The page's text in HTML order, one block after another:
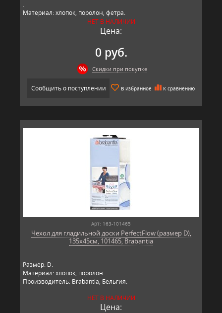
.
Материал: хлопок, поролон, фетра.
Производитель: Brabantia, Бельгия.
НЕТ В НАЛИЧИИ
Цена:
0 руб.
Скидки при покупке
Сообщить о поступлении В избранное К сравнению
Арт: 163-101465
Чехол для гладильной доски PerfectFlow (размер D),
135x45см, 101465, Brabantia
Размер: D.
Материал: хлопок, поролон.
Производитель: Brabantia, Бельгия.
НЕТ В НАЛИЧИИ
Цена: